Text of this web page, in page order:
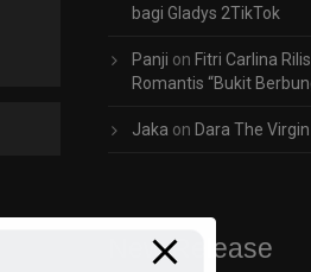
bagi Gladys 2TikTok
Panji on Fitri Carlina
Romantis “Bukit
Jaka on Dara The
New Release